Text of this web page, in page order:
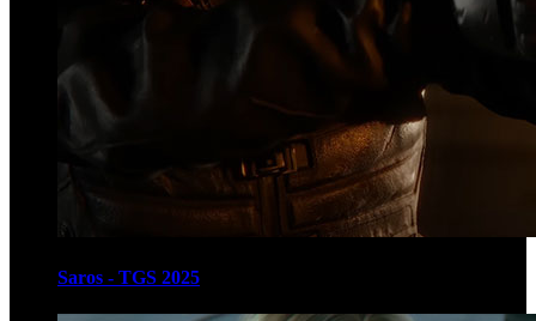
Saros - TGS 2025